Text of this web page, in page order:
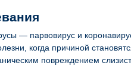
— парвовирус и
когда причиной
повреждением